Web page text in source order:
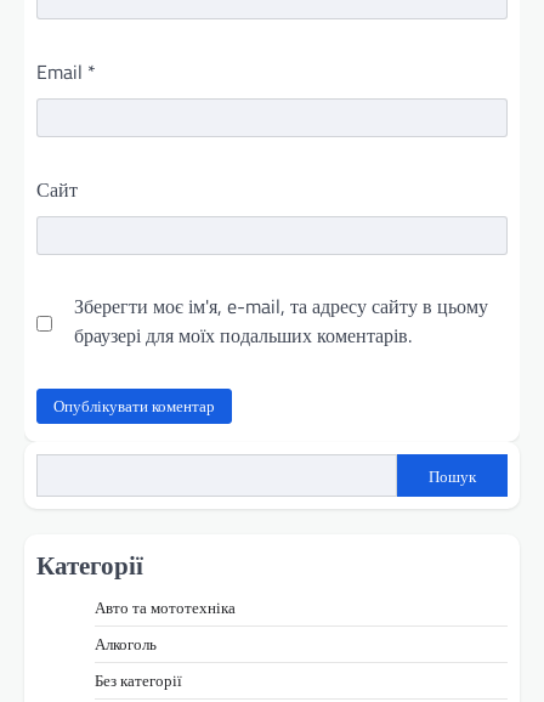
Email *
Сайт
Зберегти моє ім'я, e-mail, та адресу сайту в цьому
браузері для моїх подальших коментарів.
Пошук
Категорії
Авто та мототехніка
Алкоголь
Без категорії